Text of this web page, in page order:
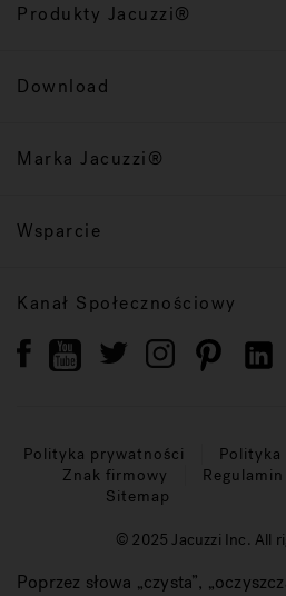
Produkty Jacuzzi®
Download
Marka Jacuzzi®
Wsparcie
Kanał Społecznościowy
Polityka prywatności
Znak firmowy
Regulamin
Sitemap
© 2025 Jacuzzi Inc. All
Poprzez słowa „czysta”,